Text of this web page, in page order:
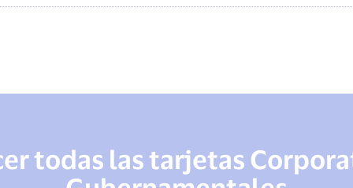
todas las tarjetas